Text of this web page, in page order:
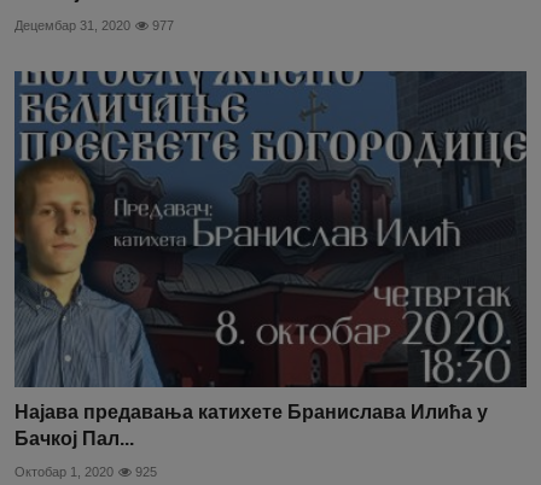
Децембар 31, 2020 977
Најава предавања катихете Бранислава Илића у
Бачкој Пал...
Октобар 1, 2020 925